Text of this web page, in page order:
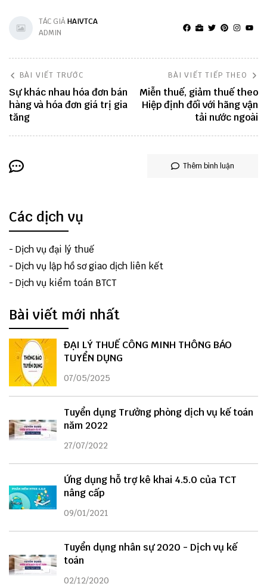
TÁC GIẢHAIVTCA
ADMIN
BÀI VIẾT TRƯỚC
Sự khác nhau hóa đơn bán
hàng và hóa đơn giá trị gia
tăng
BÀI VIẾT TIẾP THEO
Miễn thuế, giảm thuế theo
Hiệp định đối với hãng vận
tải nước ngoài
Thêm bình luận
Các dịch vụ
- Dịch vụ đại lý thuế
- Dịch vụ lập hồ sơ giao dịch liên kết
- Dịch vụ kiểm toán BTCT
Bài viết mới nhất
ĐẠI LÝ THUẾ CÔNG MINH THÔNG BÁO
TUYỂN DỤNG
07/05/2025
Tuyển dụng Trưởng phòng dịch vụ kế toán
năm 2022
27/07/2022
Ứng dụng hỗ trợ kê khai 4.5.0 của TCT
nâng cấp
09/01/2021
Tuyển dụng nhân sự 2020 - Dịch vụ kế
toán
02/12/2020